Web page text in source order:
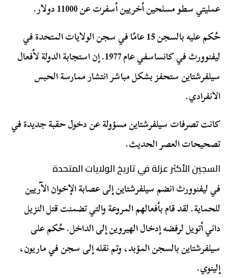
عمليتي سطو مسلحين أخريين أسفرت عن 11000 دولار.
حُكم عليه بالسجن 15 عامًا في سجن الولايات المتحدة في
ليفنوورث في كانساسفي عام 1977. إن استجابة الدولة لأفعال
سيلفرشتاين ستحفز بشكل مباشر انتشار ممارسة الحبس
الانفرادي.
كانت تصرفات سيلفرشتاين مسؤولة عن دخول حقبة جديدة في
تصحيحات العصر الحديث.
السجين الأكثر عزلة في تاريخ الولايات المتحدة
في ليفنوورث انضم سيلفرشتاين إلى عصابة الإخوان الآريين
للحماية. لقد قام بأفعالهم المروعة والتي تضمنت قتل النزيل
داني أتويل لرفضه إدخال الهيروين إلى الداخل. حُكم على
سيلفرشتاين بالسجن المؤبد، وتم نقله إلى سجن في ماريون،
إلينوي.